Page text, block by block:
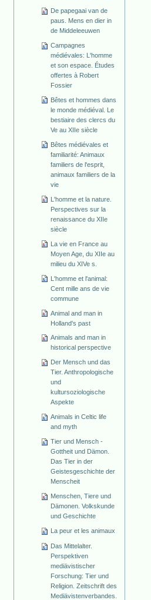
De papegaai van de
paus. Mens en dier in
de Middeleeuwen
Campagnes
médiévales: L'homme
et son espace. Études
offertes à Robert
Fossier
Bêtes et hommes dans
le monde médiéval. Le
bestiaire des clercs du
Ve au XIIe siècle
Bêtes médiévales et
familiarité: Animaux
familiers de l'esprit,
animaux familiers de la
vie
L'homme et la nature.
Perspectives sur la
renaissance du XIIe
siècle
La vie en France au
Moyen Age, du XIIe au
milieu du XIVe s.
L'homme et l'animal:
Cent mille ans de vie
commune
Animal and man in
Holland's past
Animals and man in
historical perspective
Der Mensch und das
Tier. Anthropologische
und
kultursoziologische
Aspekte
Animals in Celtic life
and myth
Tier und Mensch -
Gottheit und Dämon.
Das Tier in der
Geistesgeschichte der
Menscheit
Menschen, Tiere und
Dämonen. Volkskunde
und Geschichte
La peur et les animaux
Das Mittelalter.
Perspektiven
mediävistischer
Forschung: Tier und
Religion. Zeitschrift des
Mediävistenverbandes.